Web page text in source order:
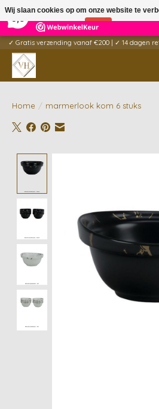
5 Reviews
✓ Gratis verzending vanaf €200 | ✓ 14 dagen
Home / marmerlook kom 6 stuks
Wij slaan cookies op om onze website te
Nee